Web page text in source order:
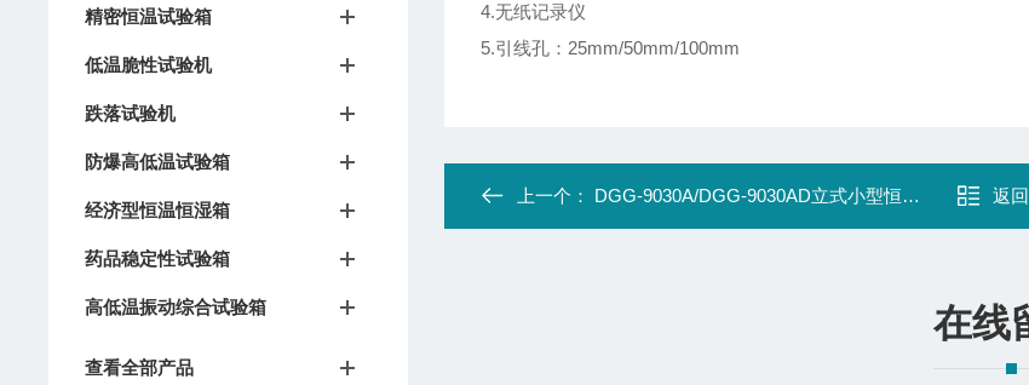
精密恒温试验箱
低温脆性试验机
跌落试验机
防爆高低温试验箱
经济型恒温恒湿箱
药品稳定性试验箱
高低温振动综合试验箱
查看全部产品
4.无纸记录仪
5.引线孔：25mm/50mm/100mm
上一个： DGG-9030A/DGG-9030AD立式小型恒温干燥箱 返
在线